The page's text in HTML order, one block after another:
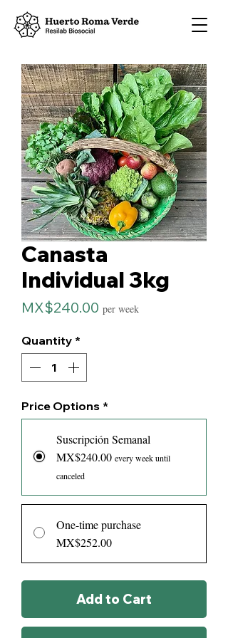
Canasta
Individual 3kg
MX$240.00 Price
per week
Quantity *
Price Options *
Suscripción Semanal
MX$240.00 every week until
canceled
One-time purchase
MX$252.00
Add to Cart